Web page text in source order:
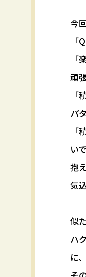
今
頑
パ
い
抱
気
似
ハ
に